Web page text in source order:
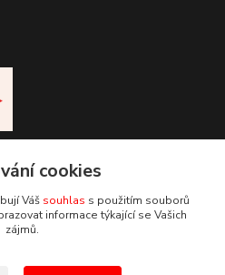
cookies
Váš souhlas s použitím souborů
informace týkající se Vašich
zájmů.